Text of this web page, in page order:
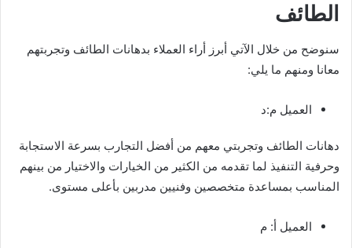
الطائف
سنوضح من خلال الآتي أبرز أراء العملاء بدهانات الطائف وتجربتهم
معانا ومنهم ما يلي:
العميل م:د
دهانات الطائف وتجربتي معهم من أفضل التجارب بسرعة الاستجابة
وحرفية التنفيذ لما تقدمه من الكثير من الخيارات والاختيار من بينهم
المناسب بمساعدة متخصصين وفنيين مدربين بأعلى مستوى.
العميل أ: م